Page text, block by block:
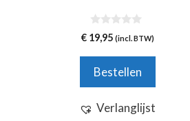
0
v
5
€19,95 (incl. BTW)
Bestellen
Verlanglijst